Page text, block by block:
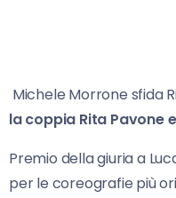
Michele Morrone sfida
la coppia Rita Pavone
Premio della giuria a
per le coreografie più